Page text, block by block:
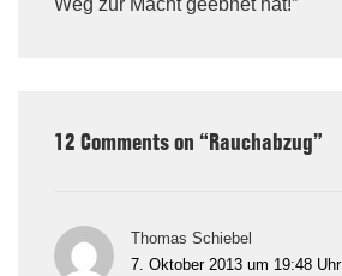
Weg zur Macht geebnet hat!”
12 Comments on “Rauchabzug”
Thomas Schiebel
7. Oktober 2013 um 19:48 Uhr